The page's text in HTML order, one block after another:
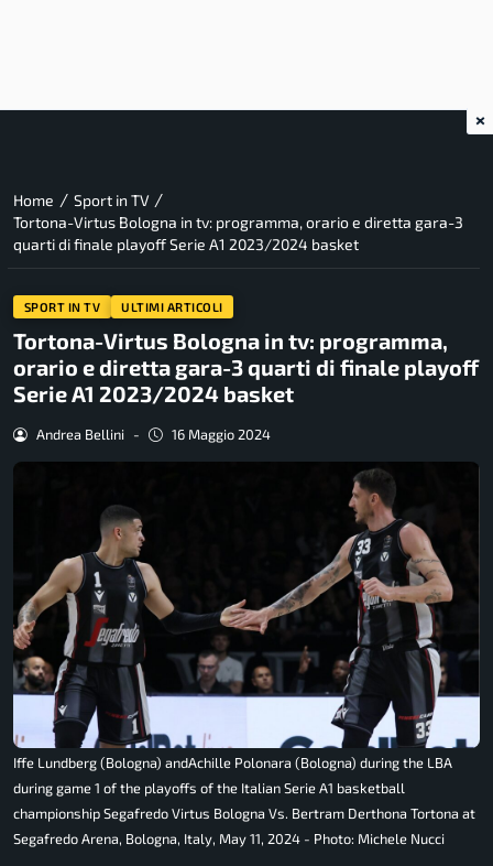
Home / Sport in TV /
Tortona-Virtus Bologna in tv: programma, orario e diretta gara-3
quarti di finale playoff Serie A1 2023/2024 basket
SPORT IN TV ULTIMI ARTICOLI
Tortona-Virtus Bologna in tv: programma,
orario e diretta gara-3 quarti di finale playoff
Serie A1 2023/2024 basket
Andrea Bellini - 16 Maggio 2024
Iffe Lundberg (Bologna) andAchille Polonara (Bologna) during the LBA
during game 1 of the playoffs of the Italian Serie A1 basketball
championship Segafredo Virtus Bologna Vs. Bertram Derthona Tortona at
Segafredo Arena, Bologna, Italy, May 11, 2024 - Photo: Michele Nucci
×